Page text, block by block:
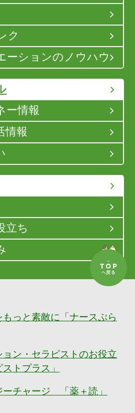
ク
ーションのノウハウ
ー情報
情報
立ち
っと素敵に「ナースぷら
ョン・セラピストのお役立
トプラス」
ーチャージ 「薬＋読」